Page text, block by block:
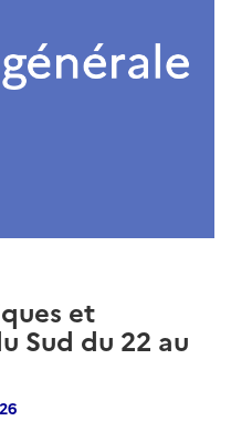
et
Sud du 22 au